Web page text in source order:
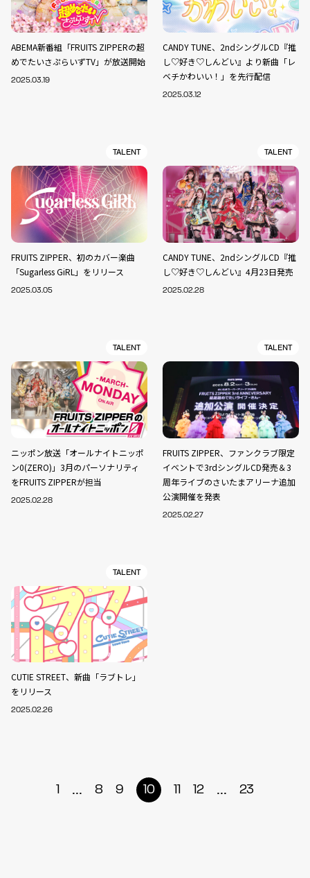
ABEMA新番組「FRUITS ZIPPERの超
めでたいさぷらいずTV」が放送開始
2025.03.19
CANDY TUNE、2ndシングルCD『推
し♡好き♡しんどい』より新曲「レ
ベチかわいい！」を先行配信
2025.03.12
TALENT
FRUITS ZIPPER、初のカバー楽曲
「Sugarless GiRL」をリリース
2025.03.05
TALENT
CANDY TUNE、2ndシングルCD『推
し♡好き♡しんどい』4月23日発売
2025.02.28
TALENT
ニッポン放送「オールナイトニッポ
ン0(ZERO)」3月のパーソナリティ
をFRUITS ZIPPERが担当
2025.02.28
TALENT
FRUITS ZIPPER、ファンクラブ限定
イベントで3rdシングルCD発売＆3
周年ライブのさいたまアリーナ追加
公演開催を発表
2025.02.27
TALENT
CUTIE STREET、新曲「ラブトレ」
をリリース
2025.02.26
1 ... 8 9 10 11 12 ... 23